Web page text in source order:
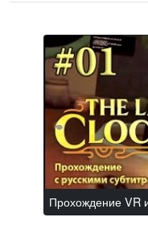
Прохождение VR